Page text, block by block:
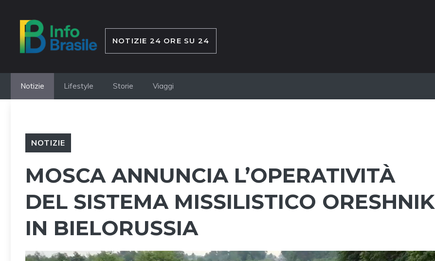
contenuto
NOTIZIE 24 ORE SU 24
Notizie Lifestyle Storie Viaggi
NOTIZIE
MOSCA ANNUNCIA L’OPERATIVITÀ
DEL SISTEMA MISSILISTICO ORESHNIK
IN BIELORUSSIA